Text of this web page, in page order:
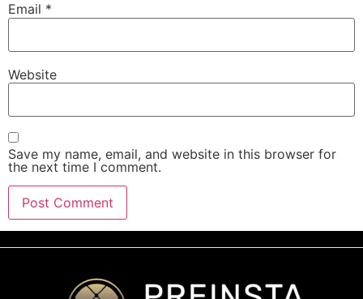
Email *
Website
Save my name, email, and website in this browser for
the next time I comment.